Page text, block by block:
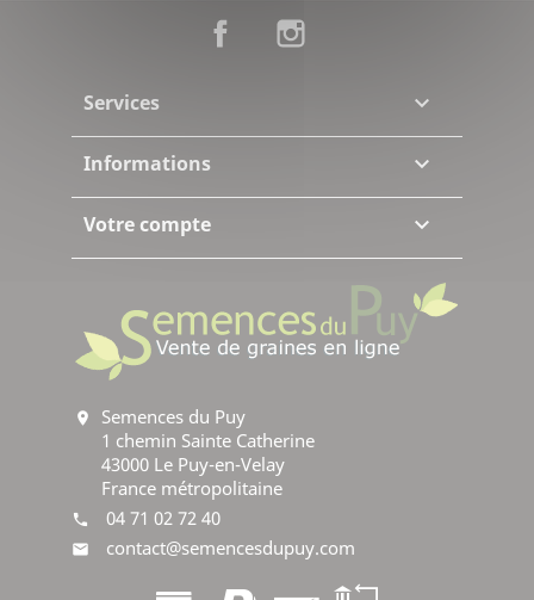
Facebook
Services 
Informations 
Votre compte 
location_on
Semences du Puy
1 chemin Sainte Catherine
43000 Le Puy-en-Velay
France métropolitaine
phone 04 71 02 72 40
mail contact@semencesdupuy.com